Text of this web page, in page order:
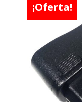
¡Oferta!